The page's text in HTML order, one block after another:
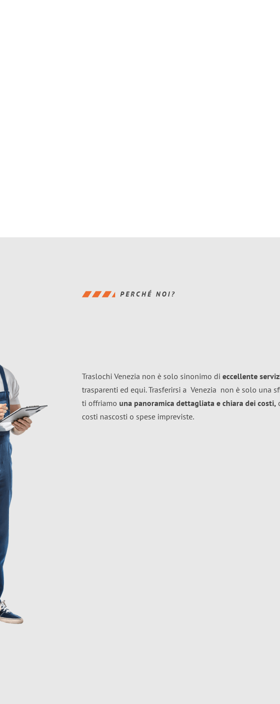
PERCHÉ NOI?
Traslochi Venezia non è solo sinonimo di eccellente
trasparenti ed equi. Trasferirsi a Venezia non è solo una
ti offriamo una panoramica dettagliata e chiara dei costi,
costi nascosti o spese impreviste.